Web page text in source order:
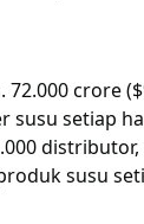
crore
susu setiap
susu